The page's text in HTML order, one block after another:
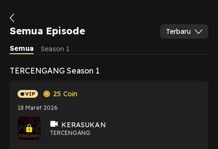
Semua Episode
Terbaru
Semua
Season 1
TERCENGANG Season 1
25 Coin
18 Maret 2026
KERASUKAN
TERCENGANG